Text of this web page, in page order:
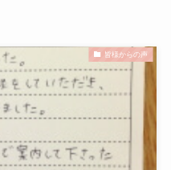
皆様からの声